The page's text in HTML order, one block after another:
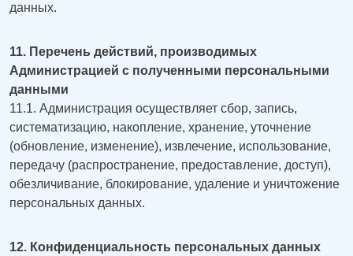
данных.
11. Перечень действий, производимых
Администрацией с полученными персональными
данными
11.1. Администрация осуществляет сбор, запись,
систематизацию, накопление, хранение, уточнение
(обновление, изменение), извлечение, использование,
передачу (распространение, предоставление, доступ),
обезличивание, блокирование, удаление и уничтожение
персональных данных.
12. Конфиденциальность персональных данных